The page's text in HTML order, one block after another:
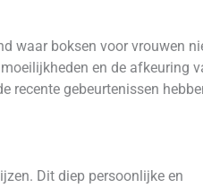
waar boksen voor vrouwen
en de afkeuring
recente gebeurtenissen
Dit diep persoonlijke en